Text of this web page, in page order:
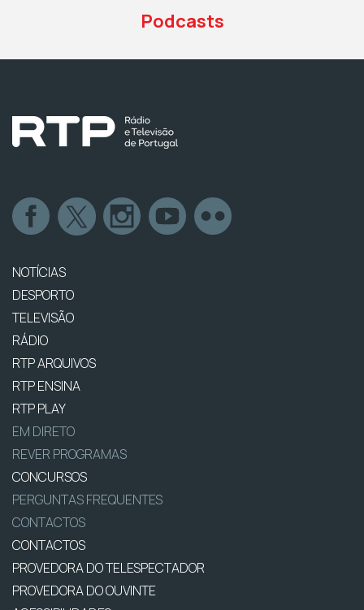
Podcasts
NOTÍCIAS
DESPORTO
TELEVISÃO
RÁDIO
RTP ARQUIVOS
RTP ENSINA
RTP PLAY
EM DIRETO
REVER PROGRAMAS
CONCURSOS
PERGUNTAS FREQUENTES
CONTACTOS
CONTACTOS
PROVEDORA DO TELESPECTADOR
PROVEDORA DO OUVINTE